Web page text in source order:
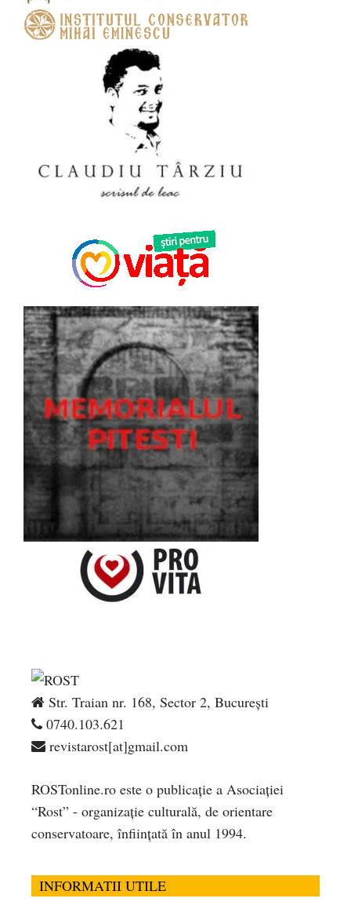
Str. Traian nr. 168, Sector 2, București
0740.103.621
revistarost[at]gmail.com
ROSTonline.ro este o publicaţie a Asociaţiei
“Rost” - organizaţie culturală, de orientare
conservatoare, înfiinţată în anul 1994.
INFORMATII UTILE